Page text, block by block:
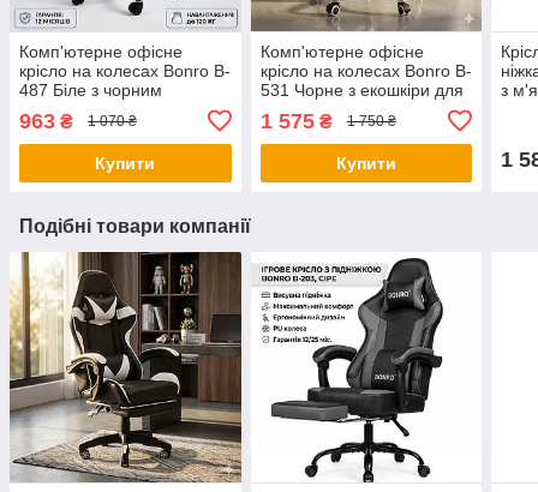
Комп'ютерне офісне
крісло на колесах Bonro B-
487 Біле з чорним
екошкіра, до 120 кг)
963 ₴ 1 070 ₴
Купити
Комп'ютерне офісне
крісло на колесах Bonro B-
531 Чорне з екошкіри для
1 575₴ 1 750 ₴
Купити
з
1
Подібні товари компанії